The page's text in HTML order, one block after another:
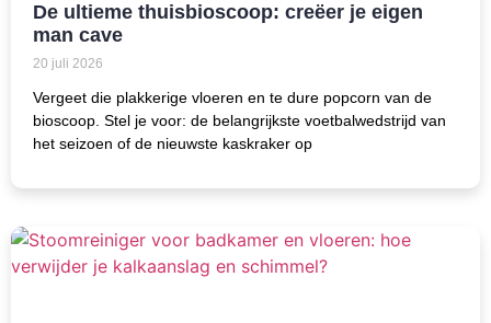
De ultieme thuisbioscoop: creëer je eigen
man cave
20 juli 2026
Vergeet die plakkerige vloeren en te dure popcorn van de
bioscoop. Stel je voor: de belangrijkste voetbalwedstrijd van
het seizoen of de nieuwste kaskraker op